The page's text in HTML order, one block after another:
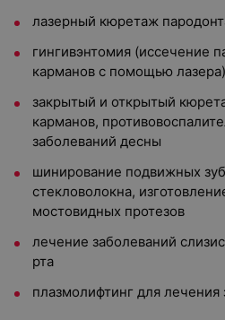
лазерный кюретаж
гингивэнтомия (иссечение
карманов с помощью лазера)
закрытый и открытый
карманов,
заболеваний десны
шинирование подвижных
стекловолокна,
мостовидных протезов
лечение заболеваний
рта
плазмолифтинг для лечения